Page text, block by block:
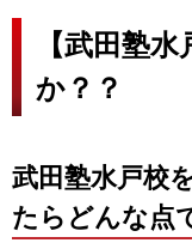
【武田塾
か？？
武田塾水戸校
たらどんな点